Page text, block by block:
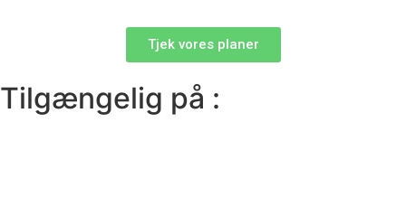
Tjek vores planer
Tilgængelig på :